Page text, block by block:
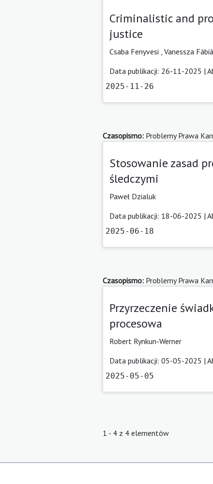
Criminalistic and
justice
Csaba Fenyvesi Vanessza
Data publikacji: 26-11-2025 |
2025-11-26
Czasopismo: Problemy Prawa
Stosowanie zasad
śledczymi
Paweł Dzialuk
Data publikacji: 18-06-2025 |
2025-06-18
Czasopismo: Problemy Prawa
Przyrzeczenie
procesowa
Robert Rynkun-Werner
Data publikacji: 05-05-2025 |
2025-05-05
1 - 4 z 4 elementów